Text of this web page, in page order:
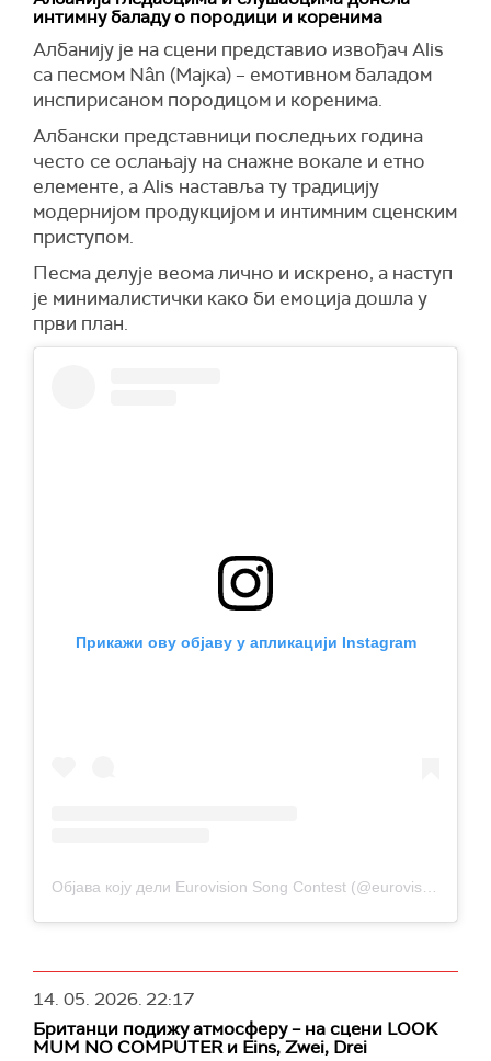
интимну баладу о породици и коренима
Албанију је на сцени представио извођач Alis
са песмом Nân (Мајка) – емотивном баладом
инспирисаном породицом и коренима.
Албански представници последњих година
често се ослањају на снажне вокале и етно
елементе, а Alis наставља ту традицију
модернијом продукцијом и интимним сценским
приступом.
Песма делује веома лично и искрено, а наступ
је минималистички како би емоција дошла у
први план.
Прикажи ову објаву у апликацији Instagram
14. 05. 2026.22:17
Британци подижу атмосферу – на сцени LOOK
MUM NO COMPUTER и Eins, Zwei, Drei